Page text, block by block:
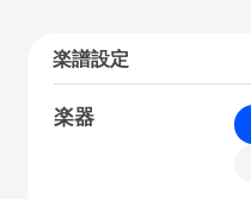
楽譜設定
楽器